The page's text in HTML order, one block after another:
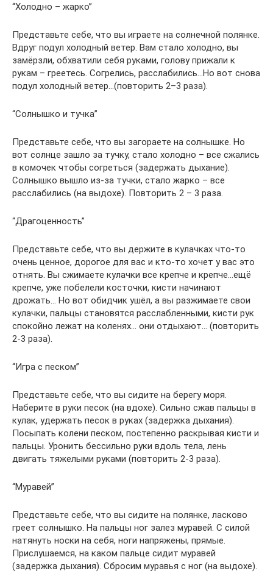
“Холодно – жарко”
Представьте себе, что вы играете на солнечной полянке.
Вдруг подул холодный ветер. Вам стало холодно, вы
замёрзли, обхватили себя руками, голову прижали к
рукам – греетесь. Согрелись, расслабились…Но вот снова
подул холодный ветер…(повторить 2–3 раза).
“Солнышко и тучка”
Представьте себе, что вы загораете на солнышке. Но
вот солнце зашло за тучку, стало холодно – все сжались
в комочек чтобы согреться (задержать дыхание).
Солнышко вышло из-за тучки, стало жарко – все
расслабились (на выдохе). Повторить 2 – 3 раза.
“Драгоценность”
Представьте себе, что вы держите в кулачках что-то
очень ценное, дорогое для вас и кто-то хочет у вас это
отнять. Вы сжимаете кулачки все крепче и крепче…ещё
крепче, уже побелели косточки, кисти начинают
дрожать… Но вот обидчик ушёл, а вы разжимаете свои
кулачки, пальцы становятся расслабленными, кисти рук
спокойно лежат на коленях… они отдыхают… (повторить
2-3 раза).
“Игра с песком”
Представьте себе, что вы сидите на берегу моря.
Наберите в руки песок (на вдохе). Сильно сжав пальцы в
кулак, удержать песок в руках (задержка дыхания).
Посыпать колени песком, постепенно раскрывая кисти и
пальцы. Уронить бессильно руки вдоль тела, лень
двигать тяжелыми руками (повторить 2-3 раза).
“Муравей”
Представьте себе, что вы сидите на полянке, ласково
греет солнышко. На пальцы ног залез муравей. С силой
натянуть носки на себя, ноги напряжены, прямые.
Прислушаемся, на каком пальце сидит муравей
(задержка дыхания). Сбросим муравья с ног (на выдохе).